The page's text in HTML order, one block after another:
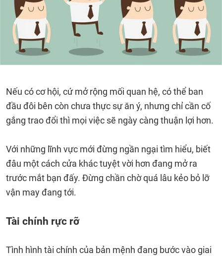
Nếu có cơ hội, cứ mở rộng mối quan hệ, có thể ban
đầu đôi bên còn chưa thực sự ăn ý, nhưng chỉ cần cố
gắng trao đổi thì mọi việc sẽ ngày càng thuận lợi hơn.
Với những lĩnh vực mới đừng ngần ngại tìm hiểu, biết
đâu một cách cửa khác tuyệt vời hơn đang mở ra
trước mắt bạn đấy. Đừng chần chờ quá lâu kẻo bỏ lỡ
vận may đang tới.
Tài chính rực rỡ
Tình hình tài chính của bản mệnh đang bước vào giai